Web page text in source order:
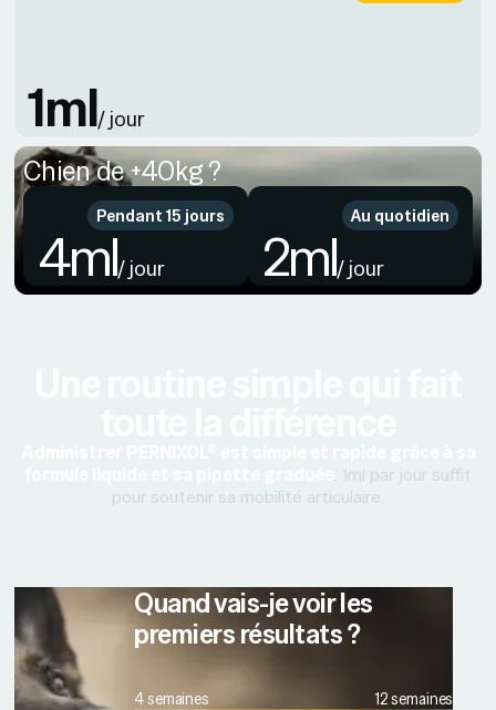
1ml/ jour
Chien de +40kg ?
Pendant 15 jours
4ml/ jour
Au quotidien
2ml/ jour
. 1ml par jour suffit
pour soutenir sa mobilité articulaire.
Quand vais-je voir les
premiers résultats ?
4 semaines 12 semaines